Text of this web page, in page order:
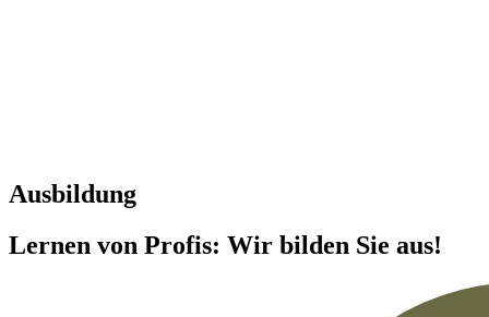
Ausbildung
Lernen von Profis: Wir bilden Sie aus!